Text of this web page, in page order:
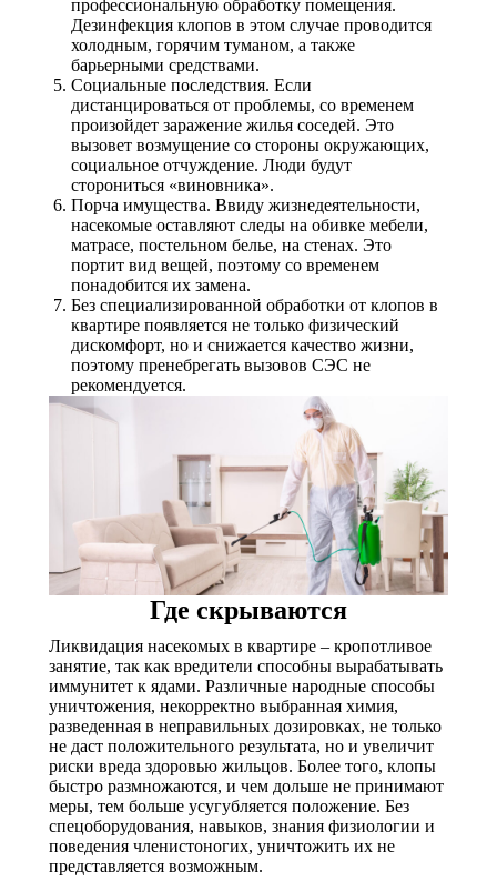
профессиональную обработку помещения.
Дезинфекция клопов в этом случае проводится
холодным, горячим туманом, а также
барьерными средствами.
Социальные последствия. Если
дистанцироваться от проблемы, со временем
произойдет заражение жилья соседей. Это
вызовет возмущение со стороны окружающих,
социальное отчуждение. Люди будут
сторониться «виновника».
Порча имущества. Ввиду жизнедеятельности,
насекомые оставляют следы на обивке мебели,
матрасе, постельном белье, на стенах. Это
портит вид вещей, поэтому со временем
понадобится их замена.
Без специализированной обработки от клопов в
квартире появляется не только физический
дискомфорт, но и снижается качество жизни,
поэтому пренебрегать вызовов СЭС не
рекомендуется.
Где скрываются
Ликвидация насекомых в квартире – кропотливое
занятие, так как вредители способны вырабатывать
иммунитет к ядами. Различные народные способы
уничтожения, некорректно выбранная химия,
разведенная в неправильных дозировках, не только
не даст положительного результата, но и увеличит
риски вреда здоровью жильцов. Более того, клопы
быстро размножаются, и чем дольше не принимают
меры, тем больше усугубляется положение. Без
спецоборудования, навыков, знания физиологии и
поведения членистоногих, уничтожить их не
представляется возможным.